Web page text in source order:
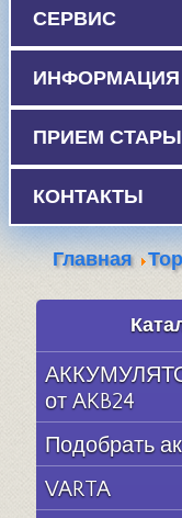
СЕРВИС
ИНФОРМАЦИЯ
ПРИЕМ
КОНТАКТЫ
Главная
от AKB24
Подобрать
VARTA